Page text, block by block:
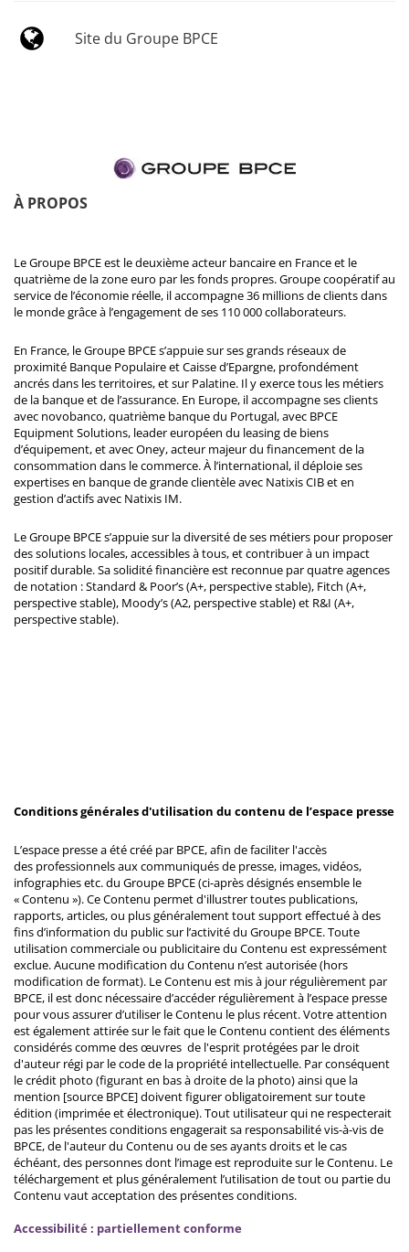
Site du Groupe BPCE
À PROPOS
Le Groupe BPCE est le deuxième acteur bancaire en France et le
quatrième de la zone euro par les fonds propres. Groupe coopératif au
service de l’économie réelle, il accompagne 36 millions de clients dans
le monde grâce à l’engagement de ses 110 000 collaborateurs.
En France, le Groupe BPCE s’appuie sur ses grands réseaux de
proximité Banque Populaire et Caisse d’Epargne, profondément
ancrés dans les territoires, et sur Palatine. Il y exerce tous les métiers
de la banque et de l’assurance. En Europe, il accompagne ses clients
avec novobanco, quatrième banque du Portugal, avec BPCE
Equipment Solutions, leader européen du leasing de biens
d’équipement, et avec Oney, acteur majeur du financement de la
consommation dans le commerce. À l’international, il déploie ses
expertises en banque de grande clientèle avec Natixis CIB et en
gestion d’actifs avec Natixis IM.
Le Groupe BPCE s’appuie sur la diversité de ses métiers pour proposer
des solutions locales, accessibles à tous, et contribuer à un impact
positif durable. Sa solidité financière est reconnue par quatre agences
de notation : Standard & Poor’s (A+, perspective stable), Fitch (A+,
perspective stable), Moody’s (A2, perspective stable) et R&I (A+,
perspective stable).
Conditions générales d'utilisation du contenu de l’espace presse
L’espace presse a été créé par BPCE, afin de faciliter l'accès
des professionnels aux communiqués de presse, images, vidéos,
infographies etc. du Groupe BPCE (ci-après désignés ensemble le
« Contenu »). Ce Contenu permet d'illustrer toutes publications,
rapports, articles, ou plus généralement tout support effectué à des
fins d’information du public sur l’activité du Groupe BPCE. Toute
utilisation commerciale ou publicitaire du Contenu est expressément
exclue. Aucune modification du Contenu n’est autorisée (hors
modification de format). Le Contenu est mis à jour régulièrement par
BPCE, il est donc nécessaire d’accéder régulièrement à l’espace presse
pour vous assurer d’utiliser le Contenu le plus récent. Votre attention
est également attirée sur le fait que le Contenu contient des éléments
considérés comme des œuvres de l'esprit protégées par le droit
d'auteur régi par le code de la propriété intellectuelle. Par conséquent
le crédit photo (figurant en bas à droite de la photo) ainsi que la
mention [source BPCE] doivent figurer obligatoirement sur toute
édition (imprimée et électronique). Tout utilisateur qui ne respecterait
pas les présentes conditions engagerait sa responsabilité vis-à-vis de
BPCE, de l'auteur du Contenu ou de ses ayants droits et le cas
échéant, des personnes dont l’image est reproduite sur le Contenu. Le
téléchargement et plus généralement l’utilisation de tout ou partie du
Contenu vaut acceptation des présentes conditions.
Accessibilité : partiellement conforme